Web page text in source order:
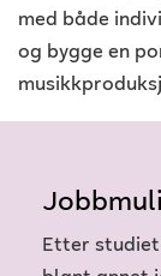
med både
og bygge en
Etter studiet